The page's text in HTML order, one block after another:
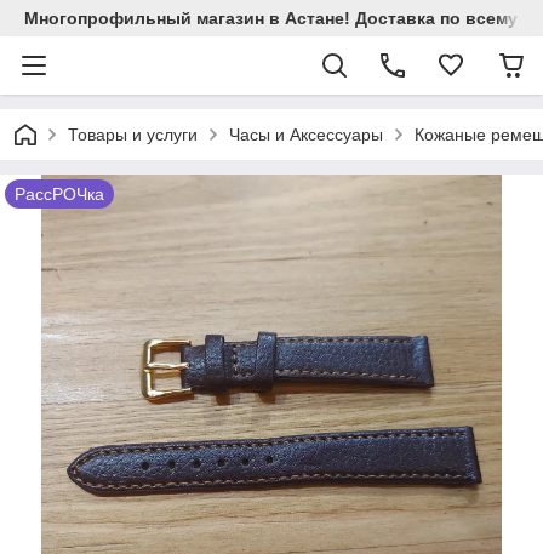
Многопрофильный магазин в Астане! Доставка по всему
Товары и услуги Часы и Аксессуары Кожаные
РассРОЧка